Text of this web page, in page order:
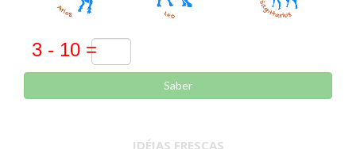
Saber
IDÉIAS FRESCAS